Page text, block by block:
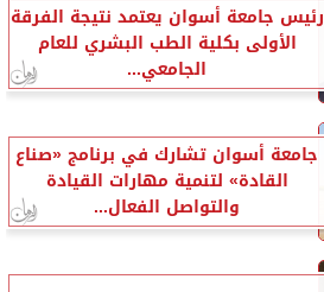
رئيس جامعة أسوان يعتمد نتيجة الفرقة
الأولى بكلية الطب البشري للعام
الجامعي...
جامعة أسوان تشارك في برنامج «صناع
القادة» لتنمية مهارات القيادة
والتواصل الفعال...